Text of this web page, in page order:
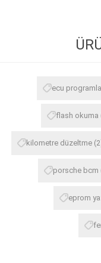
ecu
flash okuma
kilometre düzeltme
porsche bcm
eprom